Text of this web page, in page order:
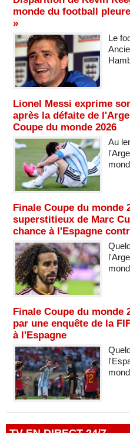
monde du football
»
Le
Lionel Messi exprime
après la défaite de
Coupe du monde 2026
Au
Finale Coupe du monde
superstitieux de Marc
chance à l'Espagne
Finale Coupe du monde
par une enquête de la
à l'Espagne